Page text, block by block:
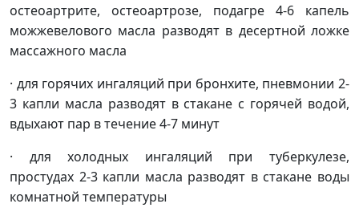
остеоартрите, остеоартрозе, подагре 4-6 капель
можжевелового масла разводят в десертной ложке
массажного масла
· для горячих ингаляций при бронхите, пневмонии 2-
3 капли масла разводят в стакане с горячей водой,
вдыхают пар в течение 4-7 минут
· для холодных ингаляций при туберкулезе,
простудах 2-3 капли масла разводят в стакане воды
комнатной температуры